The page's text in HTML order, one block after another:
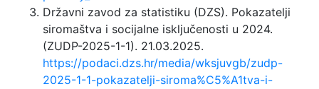
Državni zavod za statistiku (DZS). Pokazatelji
siromaštva i socijalne isključenosti u 2024.
(ZUDP-2025-1-1). 21.03.2025.
https://podaci.dzs.hr/media/wksjuvgb/zudp-
2025-1-1-pokazatelji-siroma%C5%A1tva-i-